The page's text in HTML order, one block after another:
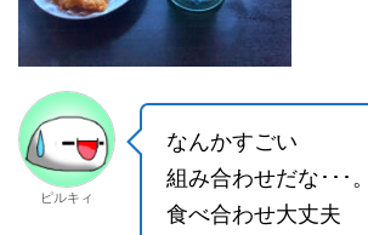
ピルキィ
なんかすごい
組み合わせだな･･･。
食べ合わせ大丈夫